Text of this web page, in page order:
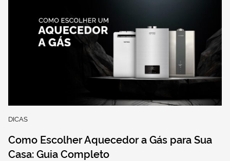
DICAS
Como Escolher Aquecedor a Gás para Sua
Casa: Guia Completo